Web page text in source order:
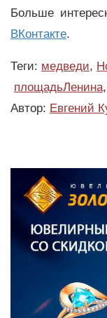
Больше
ВКонтакте.
Теги: медведи,
площадьЛенина,
Автор: Евгений